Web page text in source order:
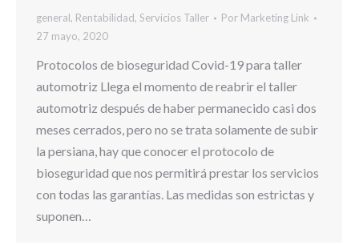
general, Rentabilidad, Servicios Taller Por Marketing Link
27 mayo, 2020
Protocolos de bioseguridad Covid-19 para taller
automotriz Llega el momento de reabrir el taller
automotriz después de haber permanecido casi dos
meses cerrados, pero no se trata solamente de subir
la persiana, hay que conocer el protocolo de
bioseguridad que nos permitirá prestar los servicios
con todas las garantías. Las medidas son estrictas y
suponen…